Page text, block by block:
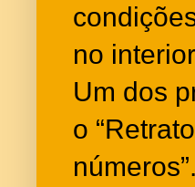
no
Um dos
o